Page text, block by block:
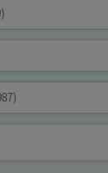
Dirigeant